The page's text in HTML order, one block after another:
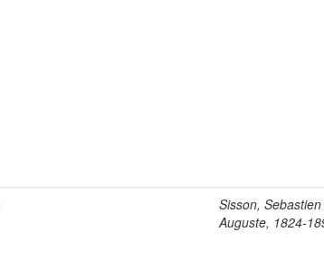
Sisson, Sebastien
Auguste, 1824-